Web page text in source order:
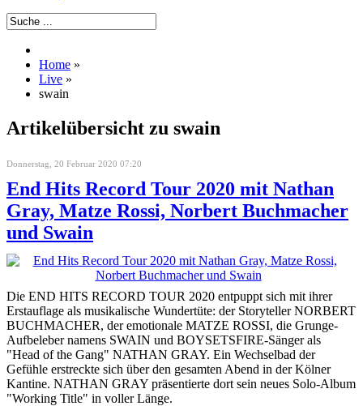
Home »
Live »
swain
Artikelübersicht zu swain
Donnerstag, 20 Februar 2020 07:20
End Hits Record Tour 2020 mit Nathan
Gray, Matze Rossi, Norbert Buchmacher
und Swain
Die END HITS RECORD TOUR 2020 entpuppt sich mit ihrer
Erstauflage als musikalische Wundertüte: der Storyteller NORBERT
BUCHMACHER, der emotionale MATZE ROSSI, die Grunge-
Aufbeleber namens SWAIN und BOYSETSFIRE-Sänger als
"Head of the Gang" NATHAN GRAY. Ein Wechselbad der
Gefühle erstreckte sich über den gesamten Abend in der Kölner
Kantine. NATHAN GRAY präsentierte dort sein neues Solo-Album
"Working Title" in voller Länge.